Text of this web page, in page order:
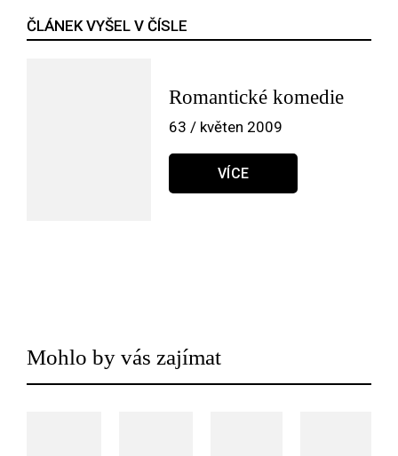
ČLÁNEK VYŠEL V ČÍSLE
Romantické komedie
63 / květen 2009
VÍCE
Mohlo by vás zajímat